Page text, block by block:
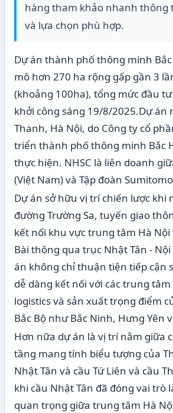
hàng tham khảo nhanh thông
và lựa chọn phù hợp.
Dự án thành phố thông minh
mô hơn 270 ha rộng gấp gần 3
(khoảng 100ha), tổng mức đầu tư
khởi công sáng 19/8/2025.Dự án
Thanh, Hà Nội, do Công ty cổ
triển thành phố thông minh Bắc
thực hiện. NHSC là liên doanh
(Việt Nam) và Tập đoàn
Dự án sở hữu vị trí chiến lược khi
đường Trường Sa, tuyến giao
kết nối khu vực trung tâm Hà Nội
Bài thông qua trục Nhật Tân - Nội
án không chỉ thuận tiện tiếp cận
dễ dàng kết nối với các trung
logistics và sản xuất trọng điểm
Bắc Bộ như Bắc Ninh, Hưng Yên
Hơn nữa dự án là vị trí nằm giữa
tầng mang tính biểu tượng của
Nhật Tân và cầu Tứ Liên và cầu
khi cầu Nhật Tân đã đóng vai trò
quan trọng giữa trung tâm Hà